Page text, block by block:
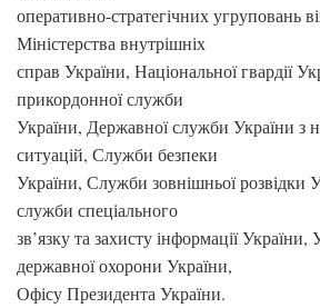
оперативно-стратегічних угруповань
Міністерства внутрішніх
справ України, Національної гвардії
прикордонної служби
України, Державної служби України з
ситуацій, Служби безпеки
України, Служби зовнішньої розвідки
служби спеціального
зв’язку та захисту інформації України,
державної охорони України,
Офісу Президента України.